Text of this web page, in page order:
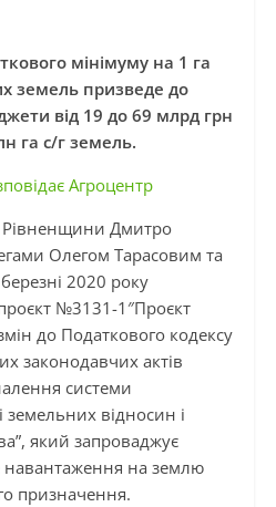
мінімуму на 1 га
земель призведе до
від 19 до 69 млрд грн
га с/г земель.
Агроцентр
Рівненщини Дмитро
Олегом Тарасовим та
2020 року
№3131-1″Проєкт
до Податкового кодексу
законодавчих актів
системи
земельних відносин і
який запроваджує
навантаження на землю
призначення.